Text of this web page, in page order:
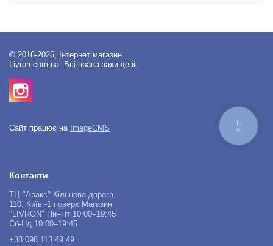
© 2016-2026, Інтернет магазин
Livron.com.ua. Всі права захищені.
Сайт працює на ImageCMS
Контакти
ТЦ "Аракс" Кільцева дорога,
110, Київ -1 поверх Магазин
"LIVRON" Пн–Пт 10:00–19:45
Сб-Нд 10:00–19:45
+38 098 113 49 49
КНОПКА
ЗВ'ЯЗКУ